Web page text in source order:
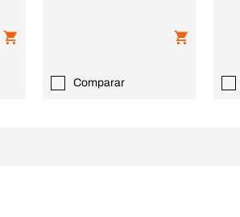
Comparar